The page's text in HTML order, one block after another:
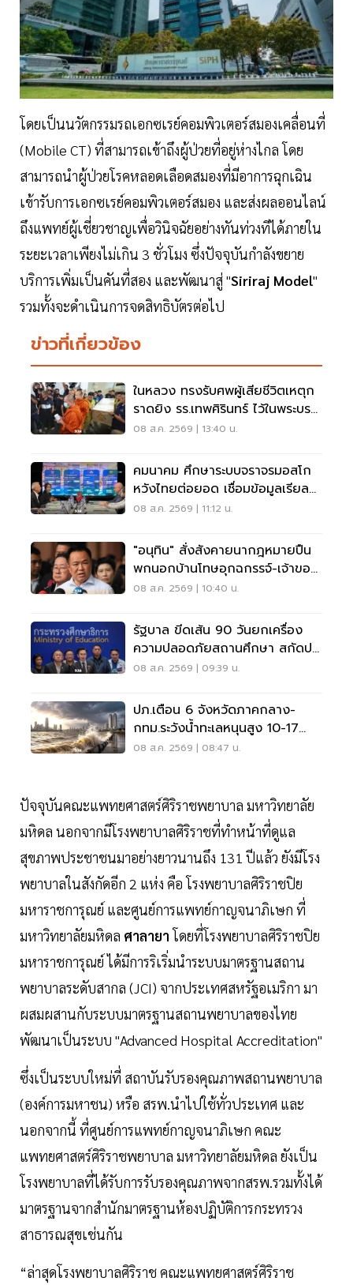
โดยเป็นนวัตกรรมรถเอกซเรย์คอมพิวเตอร์สมองเคลื่อนที่
(Mobile CT) ที่สามารถเข้าถึงผู้ป่วยที่อยู่ห่างไกล โดย
สามารถนำผู้ป่วยโรคหลอดเลือดสมองที่มีอาการฉุกเฉิน
เข้ารับการเอกซเรย์คอมพิวเตอร์สมอง และส่งผลออนไลน์
ถึงแพทย์ผู้เชี่ยวชาญเพื่อวินิจฉัยอย่างทันท่วงทีได้ภายใน
ระยะเวลาเพียงไม่เกิน 3 ชั่วโมง ซึ่งปัจจุบันกำลังขยาย
บริการเพิ่มเป็นคันที่สอง และพัฒนาสู่ "Siriraj Model"
รวมทั้งจะดำเนินการจดสิทธิบัตรต่อไป
ข่าวที่เกี่ยวข้อง
ในหลวง ทรงรับศพผู้เสียชีวิตเหตุก
ราดยิง รร.เทพศิรินทร์ ไว้ในพระบรม
ราชานุเคราะห์
08 ส.ค. 2569 | 13:40 น.
คมนาคม ศึกษาระบบจราจรมอสโก
หวังไทยต่อยอด เชื่อมข้อมูลเรียล
ไทม์ แก้รถติด
08 ส.ค. 2569 | 11:12 น.
"อนุทิน" สั่งสังคายนากฎหมายปืน
พกนอกบ้านโทษอุกฉกรรจ์-เจ้าของ
โดนหนัก
08 ส.ค. 2569 | 10:40 น.
รัฐบาล ขีดเส้น 90 วันยกเครื่อง
ความปลอดภัยสถานศึกษา สกัดปม
บูลลี่
08 ส.ค. 2569 | 09:39 น.
ปภ.เตือน 6 จังหวัดภาคกลาง-
กทม.ระวังน้ำทะเลหนุนสูง 10-17
ส.ค.69
08 ส.ค. 2569 | 08:47 น.
ปัจจุบันคณะแพทยศาสตร์ศิริราชพยาบาล มหาวิทยาลัย
มหิดล นอกจากมีโรงพยาบาลศิริราชที่ทำหน้าที่ดูแล
สุขภาพประชาชนมาอย่างยาวนานถึง 131 ปีแล้ว ยังมีโรง
พยาบาลในสังกัดอีก 2 แห่ง คือ โรงพยาบาลศิริราชปิย
มหาราชการุณย์ และศูนย์การแพทย์กาญจนาภิเษก ที่
มหาวิทยาลัยมหิดล ศาลายาโดยที่โรงพยาบาลศิริราชปิย
มหาราชการุณย์ ได้มีการริเริ่มนำระบบมาตรฐานสถาน
พยาบาลระดับสากล (JCI) จากประเทศสหรัฐอเมริกา มา
ผสมผสานกับระบบมาตรฐานสถานพยาบาลของไทย
พัฒนาเป็นระบบ "Advanced Hospital Accreditation"
ซึ่งเป็นระบบใหม่ที่ สถาบันรับรองคุณภาพสถานพยาบาล
(องค์การมหาชน) หรือ สรพ.นำไปใช้ทั่วประเทศ และ
นอกจากนี้ ที่ศูนย์การแพทย์กาญจนาภิเษก คณะ
แพทยศาสตร์ศิริราชพยาบาล มหาวิทยาลัยมหิดล ยังเป็น
โรงพยาบาลที่ได้รับการรับรองคุณภาพจากสรพ.รวมทั้งได้
มาตรฐานจากสำนักมาตรฐานห้องปฏิบัติการกระทรวง
สาธารณสุขเช่นกัน
“ล่าสุดโรงพยาบาลศิริราช คณะแพทยศาสตร์ศิริราช